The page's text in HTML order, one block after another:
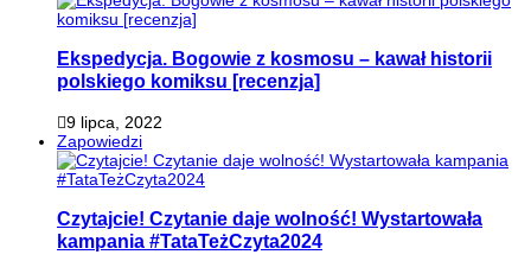
Ekspedycja. Bogowie z kosmosu – kawał historii
polskiego komiksu [recenzja]
9 lipca, 2022
Zapowiedzi
Czytajcie! Czytanie daje wolność! Wystartowała
kampania #TataTeżCzyta2024